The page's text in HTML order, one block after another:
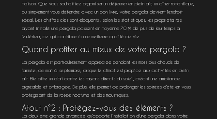
maison. Que vous souhaitiez organiser un déjeuner en plein air, un dîner romantique,
ou simplement vous détendre avec un bon livre, votre pergola devient l’endroit
idéal. Les chiffres clés sont éloquents : selon les statistiques, les propriétaires
ayant installé une pergola passent en moyenne 70 % de plus de leur temps à
l’extérieur, ce qui contribue à une meilleure qualité de vie.
Quand profiter au mieux de votre pergola ?
La pergola est particulièrement appréciée pendant les mois plus chauds de
l’année, de mai à septembre, lorsque le climat est propice aux activités en plein
air. Elle offre un abri contre les rayons directs du soleil, créant une ambiance
agréable et ombragée. De plus, elle permet de prolonger les soirées d’été en vous
protégeant de la rosée nocturne et des moustiques.
Atout n°2 : Protégez-vous des éléments ?
La deuxième grande avancée qu’apporte l’installation d’une pergola dans votre